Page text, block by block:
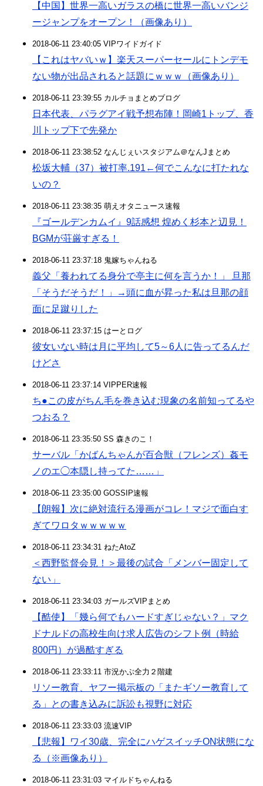
【中国】世界一高いガラスの橋に世界一高いバンジ
ージャンプをオープン！（画像あり）
2018-06-11 23:40:05 VIPワイドガイド
【これはヤバいｗ】楽天スーパーセールにトンデモ
ない物が出品されると話題にｗｗｗ（画像あり）
2018-06-11 23:39:55 カルチョまとめブログ
日本代表、パラグアイ戦予想布陣！岡崎1トップ、香
川トップ下で先発か
2018-06-11 23:38:52 なんじぇいスタジアム＠なんJまとめ
松坂大輔（37）被打率.191←何でこんなに打たれな
いの？
2018-06-11 23:38:35 萌えオタニュース速報
『ゴールデンカムイ』9話感想 煌めく杉本と辺見！
BGMが荘厳すぎる！
2018-06-11 23:37:18 鬼嫁ちゃんねる
義父「養われてる身分で亭主に何を言うか！」 旦那
「そうだそうだ！」→頭に血が昇った私は旦那の顔
面に足蹴りした
2018-06-11 23:37:15 はーとログ
彼女いない時は月に平均して5～6人に告ってるんだ
けどさ
2018-06-11 23:37:14 VIPPER速報
ち●この皮がちん毛を巻き込む現象の名前知ってるや
つおる？
2018-06-11 23:35:50 SS 森きのこ！
サーバル「かばんちゃんが百合獣（フレンズ）姦モ
ノのエ◯本隠し持ってた……」
2018-06-11 23:35:00 GOSSIP速報
【朗報】次に絶対流行る漫画がコレ！マジで面白す
ぎてワロタｗｗｗｗｗ
2018-06-11 23:34:31 ねたAtoZ
＜西野監督会見！＞最後の試合「メンバー固定して
ない」
2018-06-11 23:34:03 ガールズVIPまとめ
【酷使】「幾ら何でもハードすぎじゃない？」マク
ドナルドの高校生向け求人広告のシフト例（時給
800円）が過酷すぎる
2018-06-11 23:33:11 市況かぶ全力２階建
リソー教育、ヤフー掲示板の「またギソー教育して
る」との書き込みに訴訟も視野に対応
2018-06-11 23:33:03 流速VIP
【悲報】ワイ30歳、完全にハゲスイッチON状態にな
る（※画像あり）
2018-06-11 23:31:03 マイルドちゃんねる